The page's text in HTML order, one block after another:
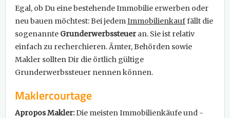
Egal, ob Du eine bestehende Immobilie erwerben oder
neu bauen möchtest: Bei jedemImmobilienkauffällt die
sogenannte Grunderwerbssteuer an. Sie ist relativ
einfach zu recherchieren. Ämter, Behörden sowie
Makler sollten Dir die örtlich gültige
Grunderwerbssteuer nennen können.
Maklercourtage
Apropos Makler:Die meisten Immobilienkäufe und -